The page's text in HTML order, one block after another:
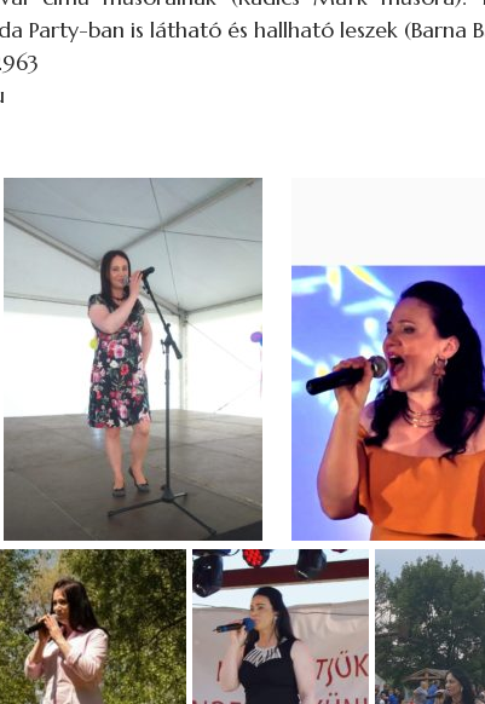
Party-ban is látható és hallható leszek (Barna